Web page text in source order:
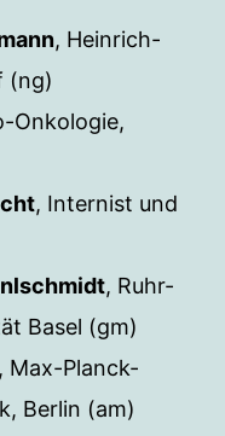
, Heinrich-
(ng)
Onkologie,
, Internist und
, Ruhr-
Basel (gm)
, Max-Planck-
Berlin (am)